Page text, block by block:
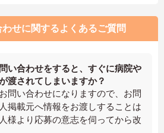
せに関するよくあるご質問
い合わせをすると、すぐに病院や
渡されてしまいますか？
問い合わせになりますので、お問
掲載元へ情報をお渡しすることは
様より応募の意志を伺ってから改